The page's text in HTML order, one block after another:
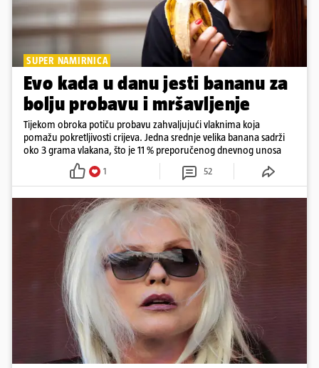
SUPER NAMIRNICA
Evo kada u danu jesti bananu za
bolju probavu i mršavljenje
Tijekom obroka potiču probavu zahvaljujući vlaknima koja
pomažu pokretljivosti crijeva. Jedna srednje velika banana sadrži
oko 3 grama vlakana, što je 11 % preporučenog dnevnog unosa
1 52